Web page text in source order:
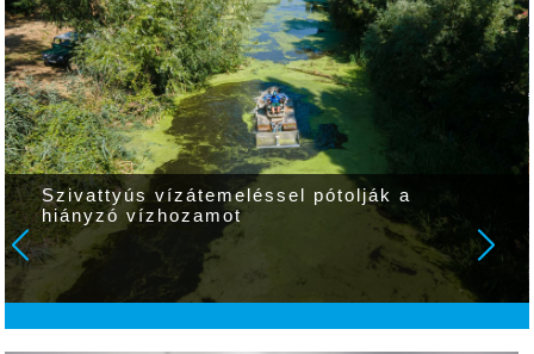
Szivattyús vízátemeléssel pótolják a
hiányzó vízhozamot